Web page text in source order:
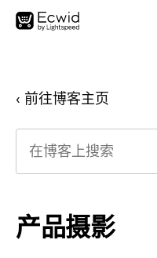
‹ 前往博客主页
产品摄影